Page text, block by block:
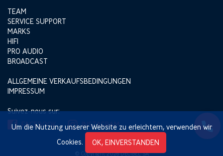
Um die Nutzung unserer Website zu erleichtern, verwenden wir
Cookies.
OK, EINVERSTANDEN
TEAM
SERVICE SUPPORT
MARKS
HIFI
PRO AUDIO
BROADCAST
ALLGEMEINE VERKAUFSBEDINGUNGEN
IMPRESSUM
Suivez-nous sur:
FACEBOOK
INSTAGRAM
© Copyright 2026 DECIBEL SA